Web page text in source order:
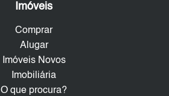
Imóveis
Comprar
Alugar
Imóveis Novos
Imobiliária
O que procura?